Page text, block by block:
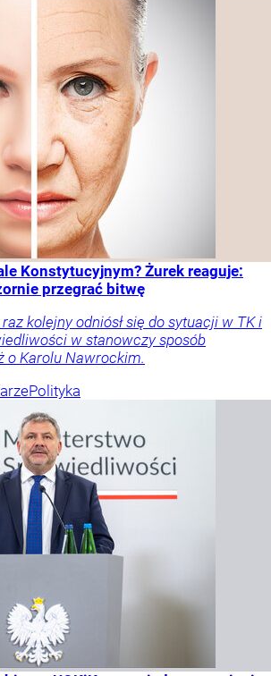
Konstytucyjnym? Żurek reaguje:
przegrać bitwę
kolejny odniósł się do sytuacji w TK i
w stanowczy sposób
o Karolu Nawrockim.
Polityka